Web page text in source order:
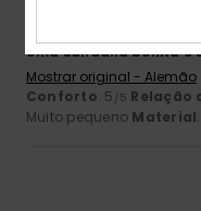
Uma sandália bonita e
Mostrar original - Alemão
Conforto: 5 /5 Relação
Muito pequeno Material